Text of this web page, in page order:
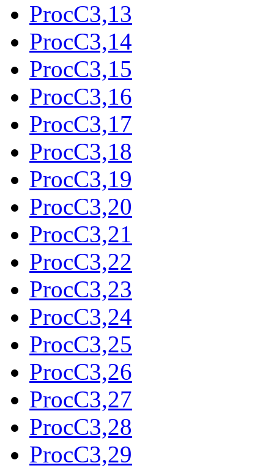
ProcC3,13
ProcC3,14
ProcC3,15
ProcC3,16
ProcC3,17
ProcC3,18
ProcC3,19
ProcC3,20
ProcC3,21
ProcC3,22
ProcC3,23
ProcC3,24
ProcC3,25
ProcC3,26
ProcC3,27
ProcC3,28
ProcC3,29